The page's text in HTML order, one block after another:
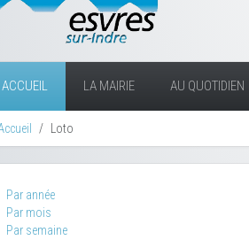
ACCUEIL LA MAIRIE AU QUOTIDIEN
Loto
Par année
Par mois
Par semaine